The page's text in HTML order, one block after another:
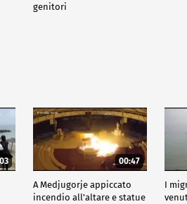
genitori
00:47
A Medjugorje appiccato
incendio all'altare e statue
I